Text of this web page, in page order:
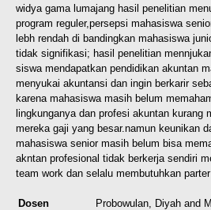
widya gama lumajang hasil penelitian
program reguler,persepsi mahasiswa
lebh rendah di bandingkan mahasiswa
tidak signifikasi; hasil penelitian
siswa mendapatkan pendidikan akuntan
menyukai akuntansi dan ingin berkarir
karena mahasiswa masih belum
lingkunganya dan profesi akuntan kurang
mereka gaji yang besar.namun keunikan
mahasiswa senior masih belum bisa
akntan profesional tidak berkerja sendiri
team work dan selalu membutuhkan
Dosen
Probowulan, Diyah and